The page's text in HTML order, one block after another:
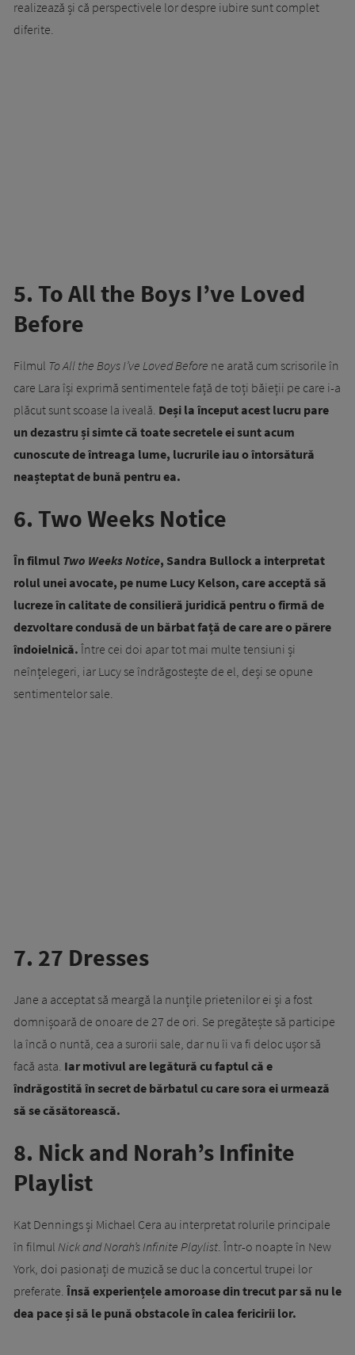
realizează și că perspectivele lor despre iubire sunt complet
diferite.
5. To All the Boys I’ve Loved
Before
Filmul To All the Boys I’ve Loved Before ne arată cum scrisorile în
care Lara își exprimă sentimentele față de toți băieții pe care i-a
plăcut sunt scoase la iveală. Deși la început acest lucru pare
un dezastru și simte că toate secretele ei sunt acum
cunoscute de întreaga lume, lucrurile iau o întorsătură
neașteptat de bună pentru ea.
6. Two Weeks Notice
În filmul Two Weeks Notice, Sandra Bullock a interpretat
rolul unei avocate, pe nume Lucy Kelson, care acceptă să
lucreze în calitate de consilieră juridică pentru o firmă de
dezvoltare condusă de un bărbat față de care are o părere
îndoielnică. Între cei doi apar tot mai multe tensiuni și
neînțelegeri, iar Lucy se îndrăgostește de el, deși se opune
sentimentelor sale.
7. 27 Dresses
Jane a acceptat să meargă la nunțile prietenilor ei și a fost
domnișoară de onoare de 27 de ori. Se pregătește să participe
la încă o nuntă, cea a surorii sale, dar nu îi va fi deloc ușor să
facă asta. Iar motivul are legătură cu faptul că e
îndrăgostită în secret de bărbatul cu care sora ei urmează
să se căsătorească.
8. Nick and Norah’s Infinite
Playlist
Kat Denningsși Michael Cera au interpretat rolurile principale
în filmul Nick and Norah’s Infinite Playlist. Într-o noapte în New
York, doi pasionați de muzică se duc la concertul trupei lor
preferate. Însă experiențele amoroase din trecut par să nu le
dea pace și să le pună obstacole în calea fericirii lor.